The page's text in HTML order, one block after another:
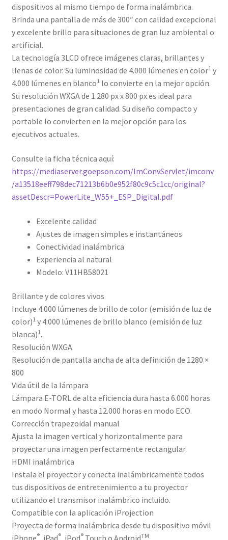
dispositivos al mismo tiempo de forma inalámbrica.
Brinda una pantalla de más de 300″ con calidad excepcional
y excelente brillo para situaciones de gran luz ambiental o
artificial.
La tecnología 3LCD ofrece imágenes claras, brillantes y
llenas de color. Su luminosidad de 4.000 lúmenes en color1y
4.000 lúmenes en blanco1lo convierte en la mejor opción.
Su resolución WXGA de 1.280 px x 800 px es ideal para
presentaciones de gran calidad. Su diseño compacto y
portable lo convierten en la mejor opción para los
ejecutivos actuales.
Consulte la ficha técnica aquí:
https://mediaserver.goepson.com/ImConvServlet/imconv
/a13518eeff798dec71213b6b0e952f80c9c5c1cc/original?
assetDescr=PowerLite_W55+_ESP_Digital.pdf
Excelente calidad
Ajustes de imagen simples e instantáneos
Conectividad inalámbrica
Experiencia al natural
Modelo: V11HB58021
Brillante y de colores vivos
Incluye 4.000 lúmenes de brillo de color (emisión de luz de
color)1y 4.000 lúmenes de brillo blanco (emisión de luz
blanca)1.
Resolución WXGA
Resolución de pantalla ancha de alta definición de 1280 ×
800
Vida útil de la lámpara
Lámpara E-TORL de alta eficiencia dura hasta 6.000 horas
en modo Normal y hasta 12.000 horas en modo ECO.
Corrección trapezoidal manual
Ajusta la imagen vertical y horizontalmente para
proyectar una imagen perfectamente rectangular.
HDMI inalámbrica
Instala el proyector y conecta inalámbricamente todos
tus dispositivos de entretenimiento a tu proyector
utilizando el transmisor inalámbrico incluido.
Compatible con la aplicación iProjection
Proyecta de forma inalámbrica desde tu dispositivo móvil
® ® ® TM